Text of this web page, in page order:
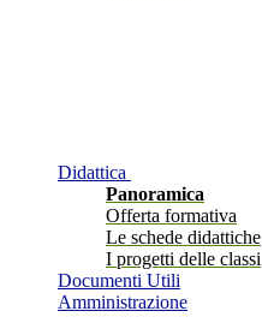
Didattica
Panoramica
Offerta formativa
Le schede didattiche
I progetti delle classi
Documenti Utili
Amministrazione